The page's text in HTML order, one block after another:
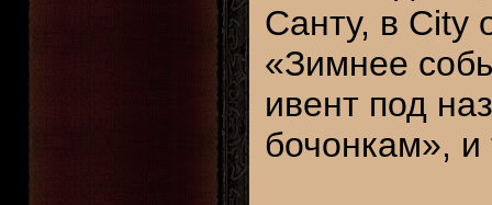
Санту, в City
«Зимнее
ивент под
бочонкам», и